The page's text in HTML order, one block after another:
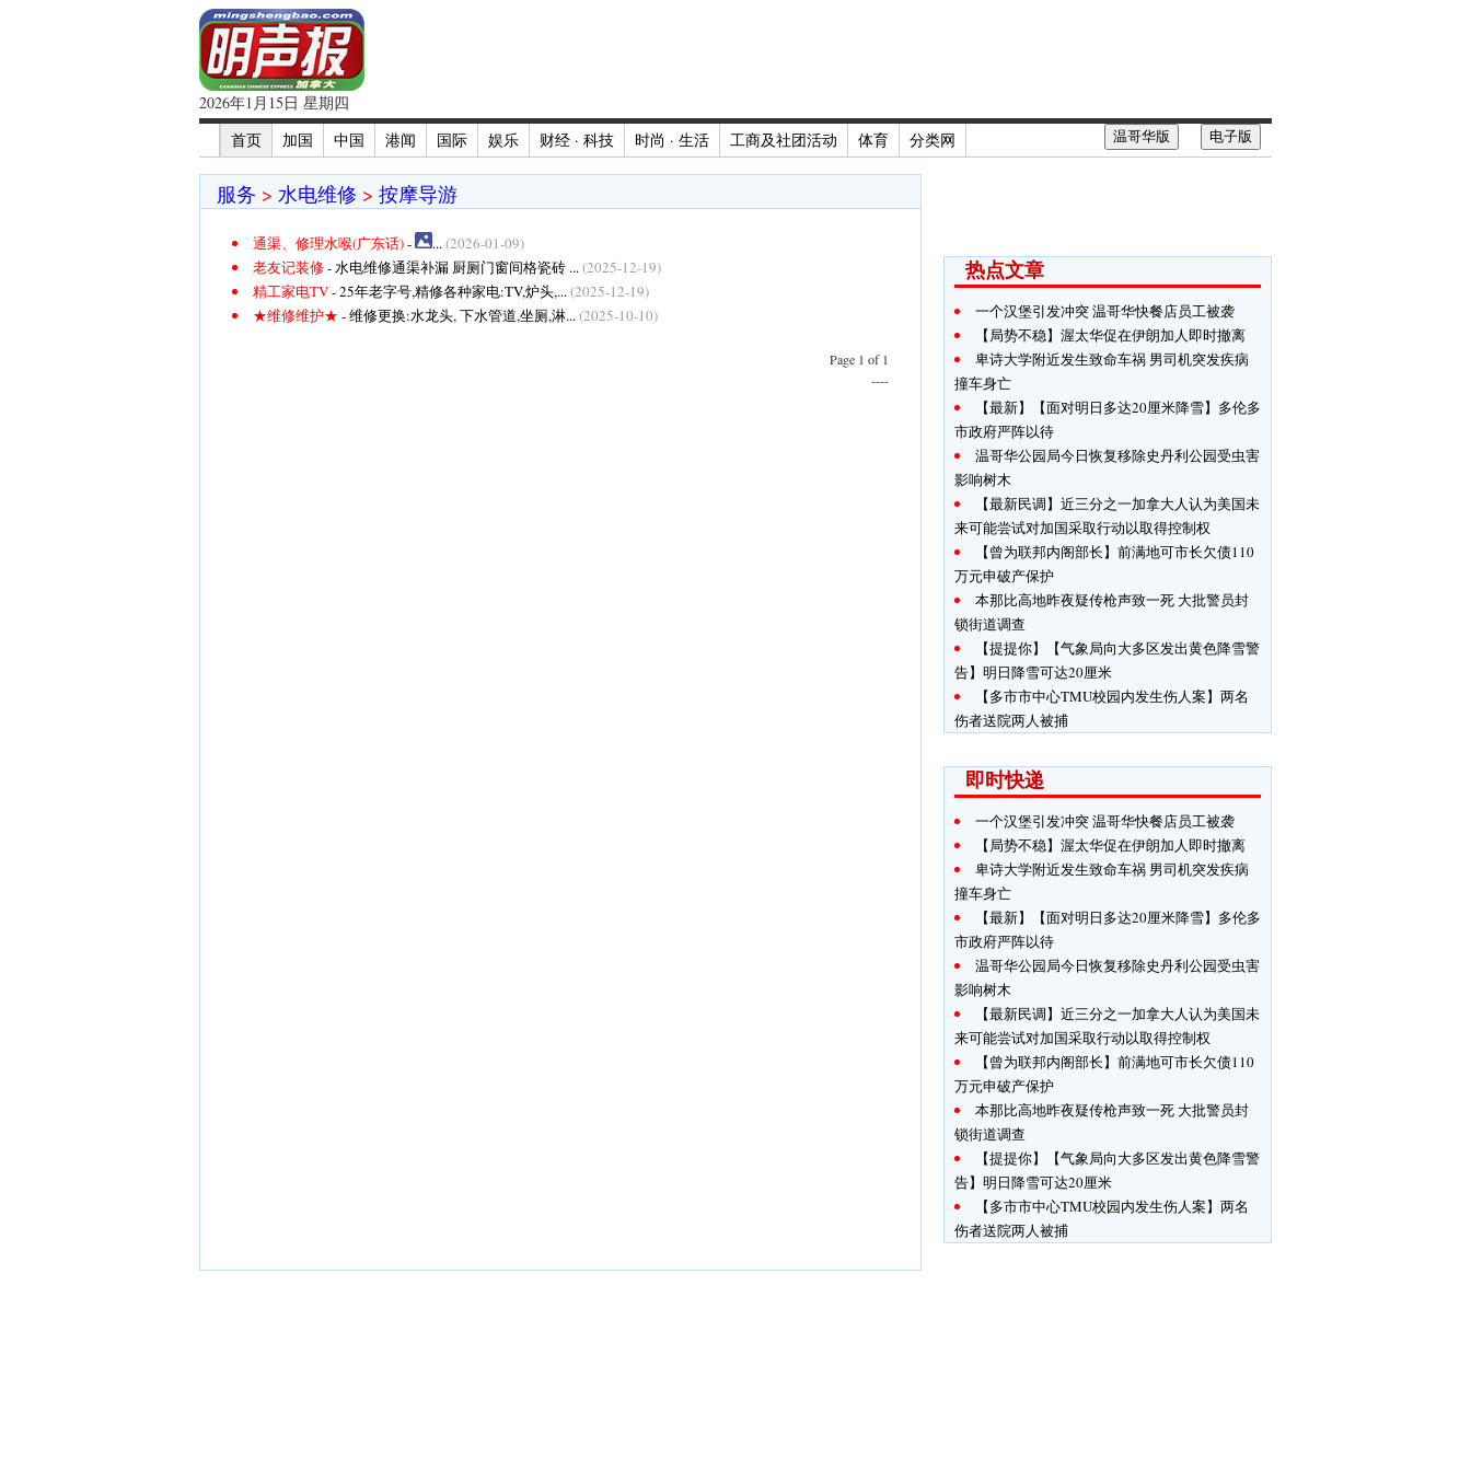
2026年1月15日 星期四
首页
加国 中国 港闻 国际 娱乐 财经 · 科技 时尚 · 生活 工商及社团活动 体育 分类网 电子版
温哥华版
服务 > 水电维修 > 按摩导游
通渠、修理水喉(广东话)- ...(2026-01-09)
老友记装修- 水电维修通渠补漏 厨厕门窗间格瓷砖 ...(2025-12-19)
精工家电TV- 25年老字号,精修各种家电:TV,炉头,...(2025-12-19)
★维修维护★ - 维修更换:水龙头, 下水管道,坐厕,淋...(2025-10-10)
Page 1 of 1
----
热点文章
一个汉堡引发冲突 温哥华快餐店员工被袭
【局势不稳】渥太华促在伊朗加人即时撤离
卑诗大学附近发生致命车祸 男司机突发疾病
撞车身亡
【最新】【面对明日多达20厘米降雪】多伦多
市政府严阵以待
温哥华公园局今日恢复移除史丹利公园受虫害
影响树木
【最新民调】近三分之一加拿大人认为美国未
来可能尝试对加国采取行动以取得控制权
【曾为联邦内阁部长】前满地可市长欠债110
万元申破产保护
本那比高地昨夜疑传枪声致一死 大批警员封
锁街道调查
【提提你】【气象局向大多区发出黄色降雪警
告】明日降雪可达20厘米
【多市市中心TMU校园内发生伤人案】两名
伤者送院两人被捕
即时快递
一个汉堡引发冲突 温哥华快餐店员工被袭
【局势不稳】渥太华促在伊朗加人即时撤离
卑诗大学附近发生致命车祸 男司机突发疾病
撞车身亡
【最新】【面对明日多达20厘米降雪】多伦多
市政府严阵以待
温哥华公园局今日恢复移除史丹利公园受虫害
影响树木
【最新民调】近三分之一加拿大人认为美国未
来可能尝试对加国采取行动以取得控制权
【曾为联邦内阁部长】前满地可市长欠债110
万元申破产保护
本那比高地昨夜疑传枪声致一死 大批警员封
锁街道调查
【提提你】【气象局向大多区发出黄色降雪警
告】明日降雪可达20厘米
【多市市中心TMU校园内发生伤人案】两名
伤者送院两人被捕